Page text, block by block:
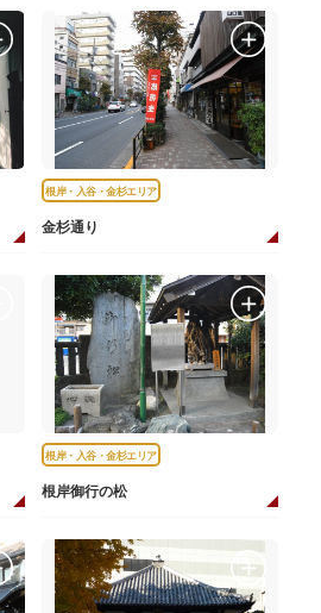
根岸・入谷・金杉エリア
金杉通り
根岸・入谷・金杉エリア
根岸御行の松